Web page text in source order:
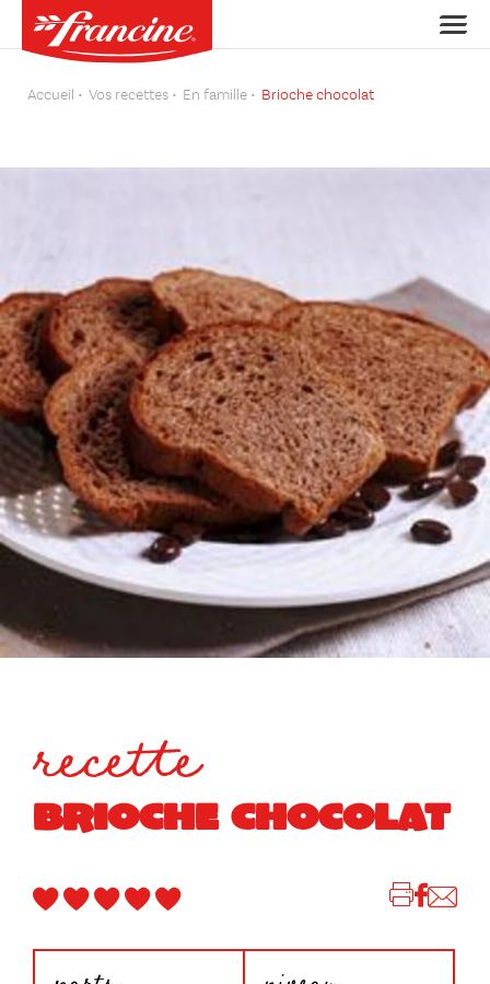
Accueil Vos recettes En famille Brioche chocolat
recette
BRIOCHE CHOCOLAT